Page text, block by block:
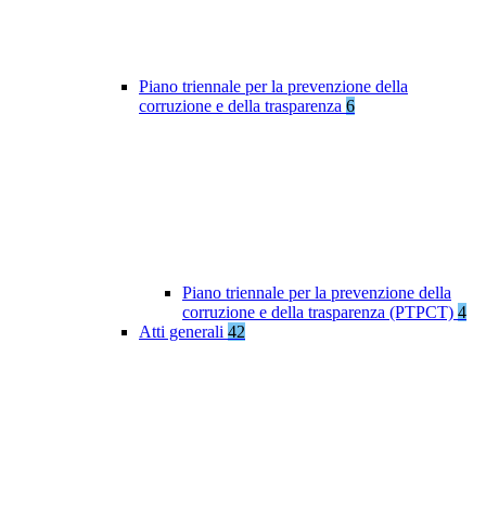
Piano triennale per la prevenzione della
corruzione e della trasparenza 6
Piano triennale per la prevenzione della
corruzione e della trasparenza (PTPCT) 4
Atti generali 42